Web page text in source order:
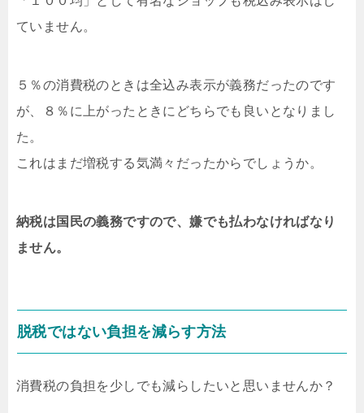
ていません。
５％の消費税のときは全込み表示が義務だったのです
が、８％に上がったときにどちらでも良いとなりまし
た。
これはまだ増税する気満々だったからでしょうか。
納税は国民の義務ですので、嫌でも払わなければなり
ません。
脱税ではない負担を減らす方法
消費税の負担を少しでも減らしたいと思いませんか？